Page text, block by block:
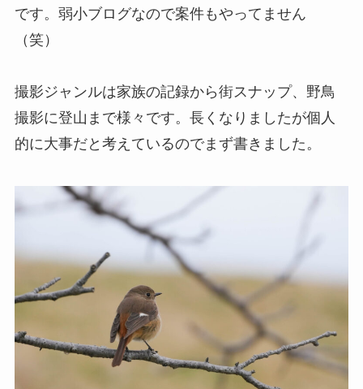
です。弱小ブログなので案件もやってません
（笑）
撮影ジャンルは家族の記録から街スナップ、野鳥
撮影に登山まで様々です。長くなりましたが個人
的に大事だと考えているのでまず書きました。